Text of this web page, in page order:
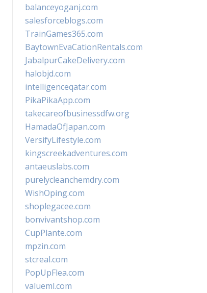
balanceyoganj.com
salesforceblogs.com
TrainGames365.com
BaytownEvaCationRentals.com
JabalpurCakeDelivery.com
halobjd.com
intelligenceqatar.com
PikaPikaApp.com
takecareofbusinessdfw.org
HamadaOfJapan.com
VersifyLifestyle.com
kingscreekadventures.com
antaeuslabs.com
purelycleanchemdry.com
WishOping.com
shoplegacee.com
bonvivantshop.com
CupPlante.com
mpzin.com
stcreal.com
PopUpFlea.com
valueml.com